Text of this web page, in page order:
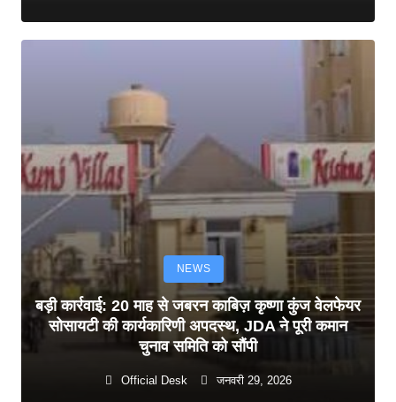
NEWS
बड़ी कार्रवाई: 20 माह से जबरन काबिज़ कृष्णा कुंज वेलफेयर
सोसायटी की कार्यकारिणी अपदस्थ, JDA ने पूरी कमान
चुनाव समिति को सौंपी
Official Desk जनवरी 29, 2026